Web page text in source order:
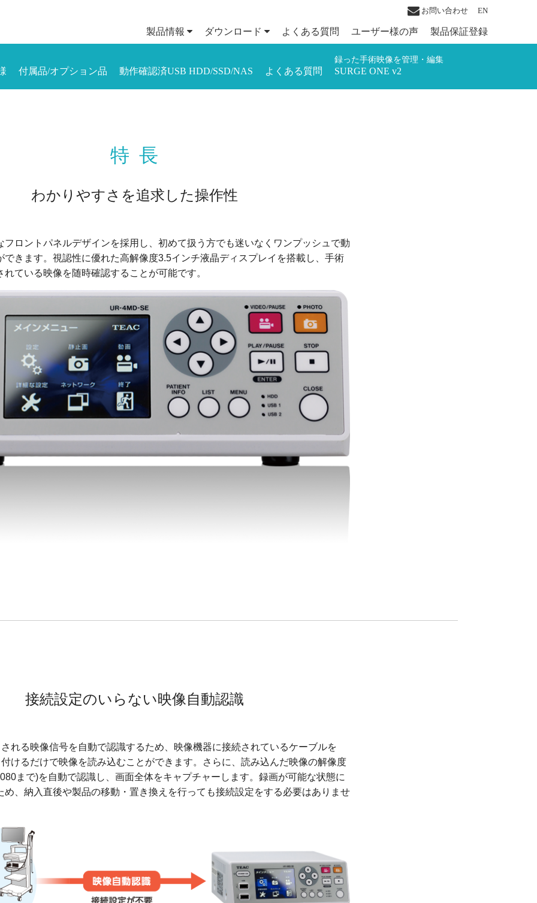
製品情報 ダウンロード よくある質問 ユーザー様の声 製品保証登録
お問い合わせ EN
付属品/オプション品 動作確認済USB HDD/SSD/NAS よくある質問
録った手術映像を管理・編集
SURGE ONE v2
特長
わかりやすさを追求した操作性
フロントパネルデザインを採用し、初めて扱う方でも迷いなくワンプッシュで動
できます。視認性に優れた高解像度3.5インチ液晶ディスプレイを搭載し、手術
ている映像を随時確認することが可能です。
接続設定のいらない映像自動認識
れる映像信号を自動で認識するため、映像機器に接続されているケーブルを
けるだけで映像を読み込むことができます。さらに、読み込んだ映像の解像度
まで)を自動で認識し、画面全体をキャプチャーします。録画が可能な状態に
め、納入直後や製品の移動・置き換えを行っても接続設定をする必要はありませ